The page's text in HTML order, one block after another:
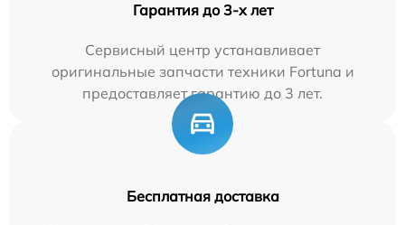
Гарантия до 3-х лет
Сервисный центр устанавливает
оригинальные запчасти техники Fortuna и
предоставляет гарантию до 3 лет.
Бесплатная доставка